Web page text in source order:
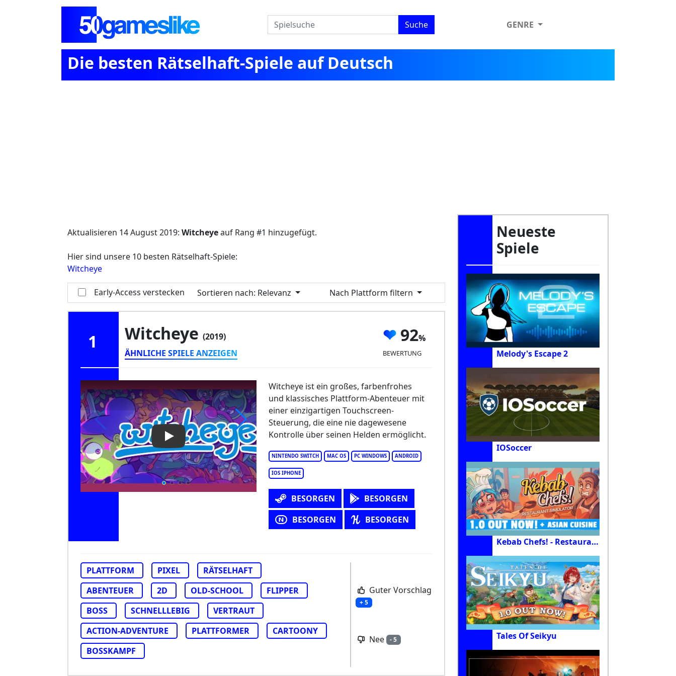
Suche GENRE
Die besten Rätselhaft-Spiele auf Deutsch
Aktualisieren 14 August 2019: Witcheyeauf Rang #1 hinzugefügt.
Hier sind unsere 10 besten Rätselhaft-Spiele:
Witcheye
Early-Access verstecken Sortieren nach: Relevanz Nach Plattform filtern
1 Witcheye (2019)
ÄHNLICHE SPIELE ANZEIGEN
92
BEWERTUNG
Play Video: Witcheye
NINTENDO SWITCH MAC OS PC WINDOWS ANDROID
IOS IPHONE
Witcheye ist ein großes, farbenfrohes
und klassisches Plattform-Abenteuer mit
einer einzigartigen Touchscreen-
Steuerung, die eine nie dagewesene
Kontrolle über seinen Helden ermöglicht.
BESORGEN
BESORGEN
BESORGEN
BESORGEN
PLATTFORM PIXEL
RÄTSELHAFT
ABENTEUER
2D OLD-SCHOOL
FLIPPER
BOSS
SCHNELLLEBIG
VERTRAUT
ACTION-ADVENTURE
PLATTFORMER
CARTOONY
BOSSKAMPF
Guter Vorschlag
+ 5
Nee - 5
Neueste
Spiele
Melody's Escape 2
IOSoccer
Kebab Chefs! - Restaurant Simulator
Tales Of Seikyu